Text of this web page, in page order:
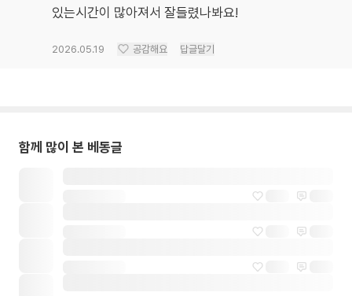
있는시간이 많아져서 잘들렸나봐요!
2026.05.19 공감해요 답글달기
함께 많이 본 베동글